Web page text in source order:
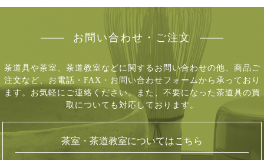
お問い合わせ・ご注文
茶道具や茶室、茶道教室などに関するお問い合わせの他、商品ご
注文など、 お電話・FAX・お問い合わせフォームから承っており
ます。お気軽にご連絡ください。 また、不要になった茶道具の買
取についても対応しております。
茶室・茶道教室についてはこちら